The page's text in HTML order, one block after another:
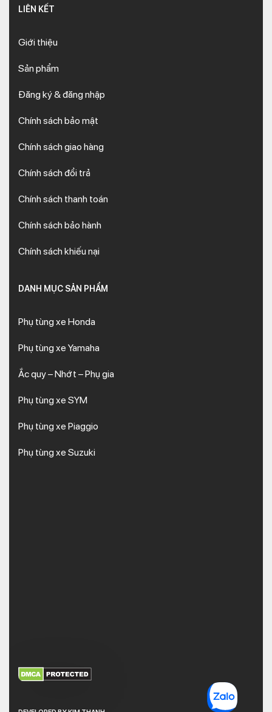
LIÊN KẾT
Giới thiệu
Sản phẩm
Đăng ký & đăng nhập
Chính sách bảo mật
Chính sách giao hàng
Chính sách đổi trả
Chính sách thanh toán
Chính sách bảo hành
Chính sách khiếu nại
DANH MỤC SẢN PHẨM
Phụ tùng xe Honda
Phụ tùng xe Yamaha
Ắc quy – Nhớt – Phụ gia
Phụ tùng xe SYM
Phụ tùng xe Piaggio
Phụ tùng xe Suzuki
XEM THÊM